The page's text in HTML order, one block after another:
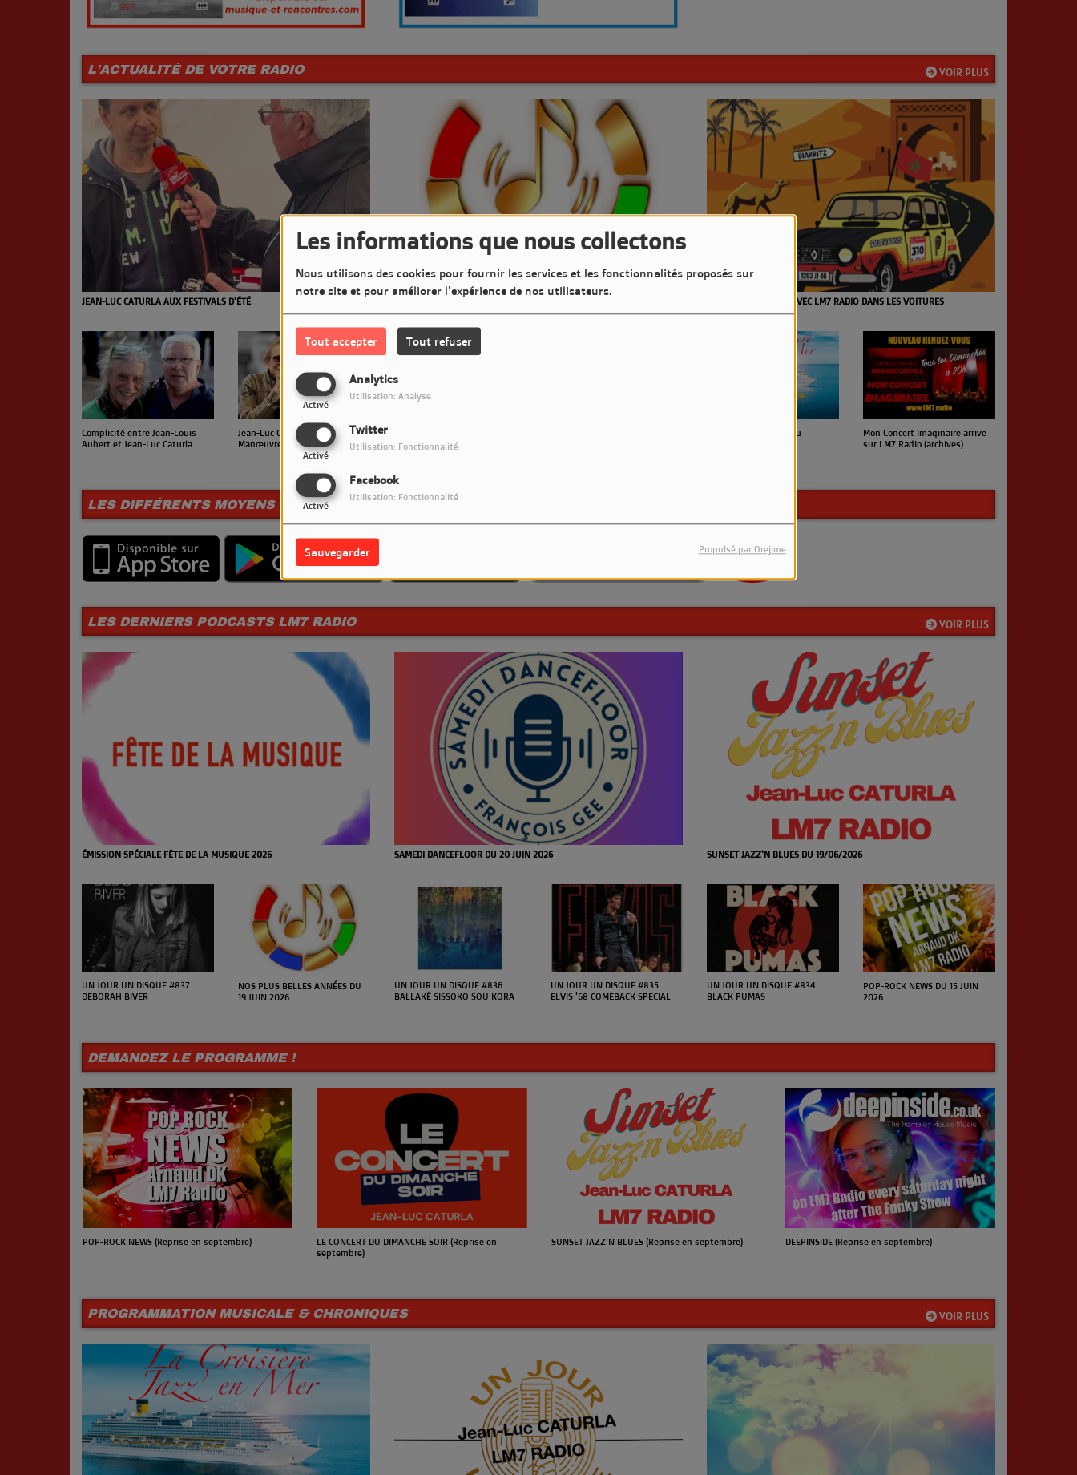
Les informations que nous collectons
Nous utilisons des cookies pour fournir les services et les fonctionnalités proposés sur
notre site et pour améliorer l'expérience de nos utilisateurs.
Tout accepter Tout refuser
Analytics
Activé
Utilisation: Analyse
Twitter
Activé
Utilisation: Fonctionnalité
Facebook
Activé
Utilisation: Fonctionnalité
Sauvegarder Propulsé par Orejime
VOIR PLUS
L'ACTUALITÉ DE VOTRE RADIO
JEAN-LUC CATURLA AUX FESTIVALS D'ÉTÉ LE 4L TROPHY 2026 AVEC LM7 RADIO DANS LES VOITURES
Complicité entre Jean-Louis
Aubert et Jean-Luc Caturla
Jean-Luc Caturla et Philippe
Manœuvre s'échangent leurs
LM7 Radio
Nouvelle Chronique du
Mon Concert Imaginaire arrive
sur LM7 Radio (archives)
LES DIFFÉRENTS MOYENS D'ÉCOUTE
VOIR PLUS
LES DERNIERS PODCASTS LM7 RADIO
ÉMISSION SPÉCIALE FÊTE DE LA MUSIQUE 2026 SAMEDI DANCEFLOOR DU 20 JUIN 2026 SUNSET JAZZ'N BLUES DU 19/06/2026
UN JOUR UN DISQUE #837
DEBORAH BIVER
NOS PLUS BELLES ANNÉES DU
19 JUIN 2026
UN JOUR UN DISQUE #836
BALLAKÉ SISSOKO SOU KORA
UN JOUR UN DISQUE #835
ELVIS '68 COMEBACK SPECIAL
UN JOUR UN DISQUE #834
BLACK PUMAS
POP-ROCK NEWS DU 15 JUIN
2026
DEMANDEZ LE PROGRAMME !
POP-ROCK NEWS (Reprise en septembre)
LE CONCERT DU DIMANCHE SOIR (Reprise en
septembre)
SUNSET JAZZ'N BLUES (Reprise en septembre) DEEPINSIDE (Reprise en septembre)
VOIR PLUS
PROGRAMMATION MUSICALE & CHRONIQUES